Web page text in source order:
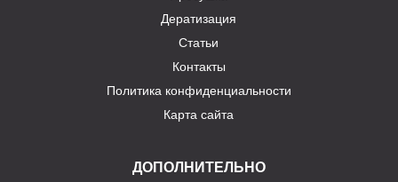
Дератизация
Статьи
Контакты
Политика конфиденциальности
Карта сайта
ДОПОЛНИТЕЛЬНО